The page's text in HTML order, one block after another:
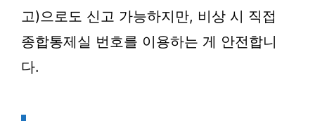
고)으로도 신고 가능하지만, 비상 시 직접
종합통제실 번호를 이용하는 게 안전합니
다.